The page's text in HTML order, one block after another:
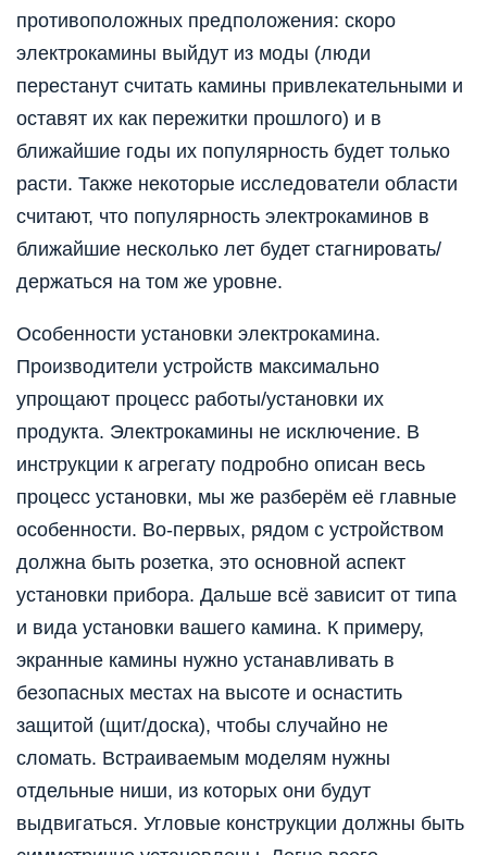
противоположных предположения: скоро
электрокамины выйдут из моды (люди
перестанут считать камины привлекательными и
оставят их как пережитки прошлого) и в
ближайшие годы их популярность будет только
расти. Также некоторые исследователи области
считают, что популярность электрокаминов в
ближайшие несколько лет будет стагнировать/
держаться на том же уровне.
Особенности установки электрокамина.
Производители устройств максимально
упрощают процесс работы/установки их
продукта. Электрокамины не исключение. В
инструкции к агрегату подробно описан весь
процесс установки, мы же разберём её главные
особенности. Во-первых, рядом с устройством
должна быть розетка, это основной аспект
установки прибора. Дальше всё зависит от типа
и вида установки вашего камина. К примеру,
экранные камины нужно устанавливать в
безопасных местах на высоте и оснастить
защитой (щит/доска), чтобы случайно не
сломать. Встраиваемым моделям нужны
отдельные ниши, из которых они будут
выдвигаться. Угловые конструкции должны быть